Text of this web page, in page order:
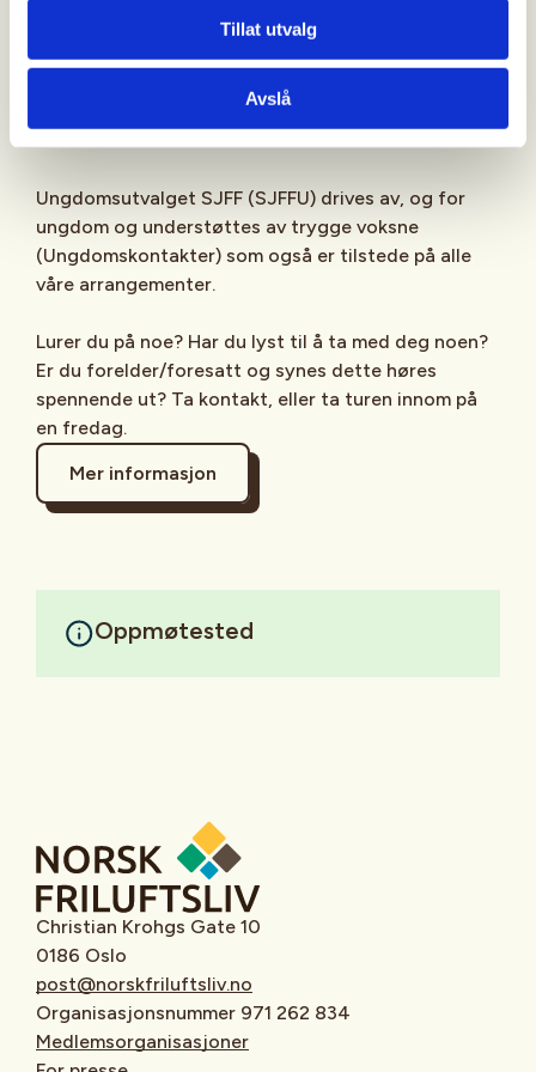
Tillat utvalg
Avslå
SJFFUpå Instagram
TikTokog vår egenpodcastpå din favoritt-
Ungdomsutvalget SJFF (SJFFU) drives av, og for
ungdom og understøttes av trygge voksne
(Ungdomskontakter) som også er tilstede på alle
våre arrangementer.
Lurer du på noe? Har du lyst til å ta med deg noen?
Er du forelder/foresatt og synes dette høres
spennende ut? Ta kontakt, eller ta turen innom på
en fredag.
Mer informasjon
Oppmøtested
Christian Krohgs Gate 10
0186 Oslo
post@norskfriluftsliv.no
Organisasjonsnummer 971 262 834
Medlemsorganisasjoner